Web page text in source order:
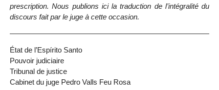
prescription. Nous publions ici la traduction de l’intégralité du
discours fait par le juge à cette occasion.
État de l’Espírito Santo
Pouvoir judiciaire
Tribunal de justice
Cabinet du juge Pedro Valls Feu Rosa